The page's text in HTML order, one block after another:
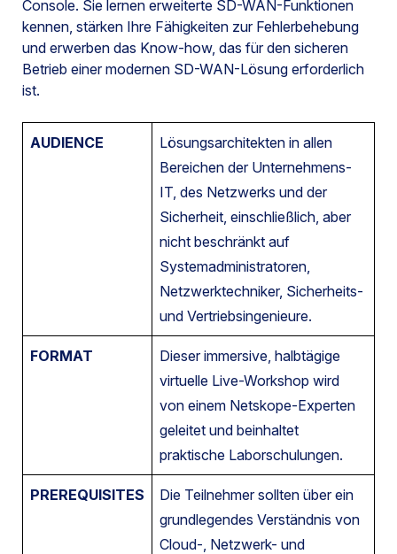
Console. Sie lernen erweiterte SD-WAN-Funktionen
kennen, stärken Ihre Fähigkeiten zur Fehlerbehebung
und erwerben das Know-how, das für den sicheren
Betrieb einer modernen SD-WAN-Lösung erforderlich
ist.
AUDIENCE
Lösungsarchitekten in allen
Bereichen der Unternehmens-
IT, des Netzwerks und der
Sicherheit, einschließlich, aber
nicht beschränkt auf
Systemadministratoren,
Netzwerktechniker, Sicherheits-
und Vertriebsingenieure.
FORMAT
Dieser immersive, halbtägige
virtuelle Live-Workshop wird
von einem Netskope-Experten
geleitet und beinhaltet
praktische Laborschulungen.
PREREQUISITES
Die Teilnehmer sollten über ein
grundlegendes Verständnis von
Cloud-, Netzwerk- und